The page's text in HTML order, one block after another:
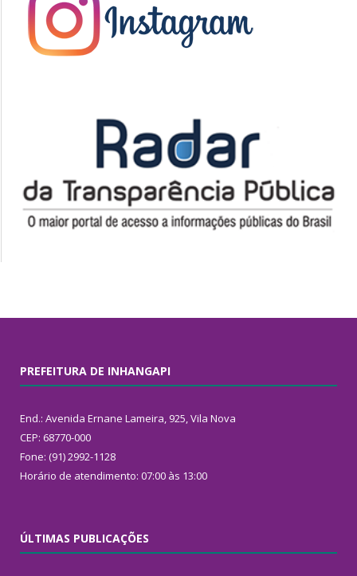
PREFEITURA DE INHANGAPI
End.: Avenida Ernane Lameira, 925, Vila Nova
CEP: 68770-000
Fone: (91) 2992-1128
Horário de atendimento: 07:00 às 13:00
ÚLTIMAS PUBLICAÇÕES